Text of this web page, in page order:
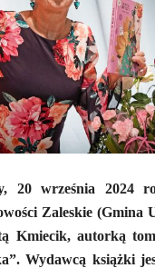
20 września 2024
Zaleskie (Gmina
Kmiecik, autorką
Wydawcą książki